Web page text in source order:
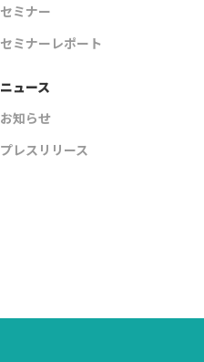
セミナー
セミナーレポート
ニュース
お知らせ
プレスリリース